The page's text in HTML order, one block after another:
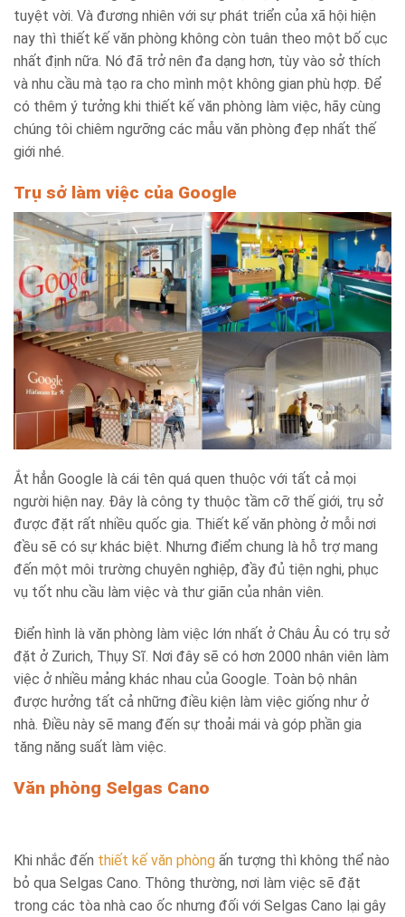
tuyệt vời. Và đương nhiên với sự phát triển của xã hội hiện
nay thì thiết kế văn phòng không còn tuân theo một bố cục
nhất định nữa. Nó đã trở nên đa dạng hơn, tùy vào sở thích
và nhu cầu mà tạo ra cho mình một không gian phù hợp. Để
có thêm ý tưởng khi thiết kế văn phòng làm việc, hãy cùng
chúng tôi chiêm ngưỡng các mẫu văn phòng đẹp nhất thế
giới nhé.
Trụ sở làm việc của Google
Ắt hẳn Google là cái tên quá quen thuộc với tất cả mọi
người hiện nay. Đây là công ty thuộc tầm cỡ thế giới, trụ sở
được đặt rất nhiều quốc gia. Thiết kế văn phòng ở mỗi nơi
đều sẽ có sự khác biệt. Nhưng điểm chung là hỗ trợ mang
đến một môi trường chuyên nghiệp, đầy đủ tiện nghi, phục
vụ tốt nhu cầu làm việc và thư giãn của nhân viên.
Điển hình là văn phòng làm việc lớn nhất ở Châu Âu có trụ sở
đặt ở Zurich, Thụy Sĩ. Nơi đây sẽ có hơn 2000 nhân viên làm
việc ở nhiều mảng khác nhau của Google. Toàn bộ nhân
được hưởng tất cả những điều kiện làm việc giống như ở
nhà. Điều này sẽ mang đến sự thoải mái và góp phần gia
tăng năng suất làm việc.
Văn phòng Selgas Cano
Khi nhắc đến thiết kế văn phòng ấn tượng thì không thể nào
bỏ qua Selgas Cano. Thông thường, nơi làm việc sẽ đặt
trong các tòa nhà cao ốc nhưng đối với Selgas Cano lại gây